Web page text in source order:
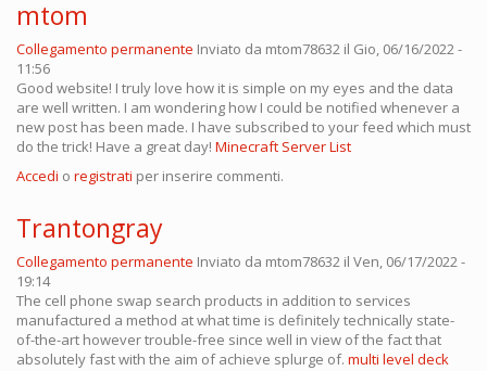
mtom
Collegamento permanente Inviato da mtom78632 il Gio, 06/16/2022 -
11:56
Good website! I truly love how it is simple on my eyes and the data
are well written. I am wondering how I could be notified whenever a
new post has been made. I have subscribed to your feed which must
do the trick! Have a great day! Minecraft Server List
Accedi o registrati per inserire commenti.
Trantongray
Collegamento permanente Inviato da mtom78632 il Ven, 06/17/2022 -
19:14
The cell phone swap search products in addition to services
manufactured a method at what time is definitely technically state-
of-the-art however trouble-free since well in view of the fact that
absolutely fast with the aim of achieve splurge of. multi level deck